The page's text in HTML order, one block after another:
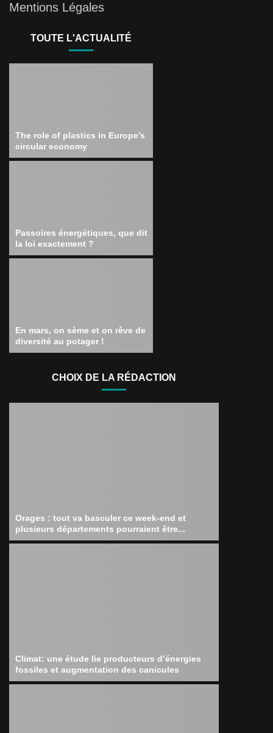
Mentions Légales
TOUTE L'ACTUALITÉ
The role of plastics in Europe’s
circular economy
Passoires énergétiques, que dit
la loi exactement ?
En mars, on sème et on rêve de
diversité au potager !
CHOIX DE LA RÉDACTION
Orages : tout va basculer ce week-end et
plusieurs départements pourraient être...
Climat: une étude lie producteurs d’énergies
fossiles et augmentation des canicules